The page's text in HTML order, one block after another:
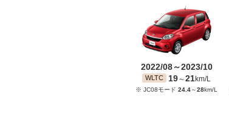
2022/08～2023/10
WLTC 19～21km/L
※ JC08モード 24.4～28km/L